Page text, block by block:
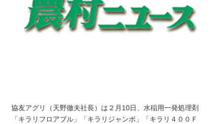
協友アグリ（天野徹夫社長）は２月10日、水稲用一発処理剤
「キラリフロアブル」「キラリジャンボ」「キラリ４００Ｆ